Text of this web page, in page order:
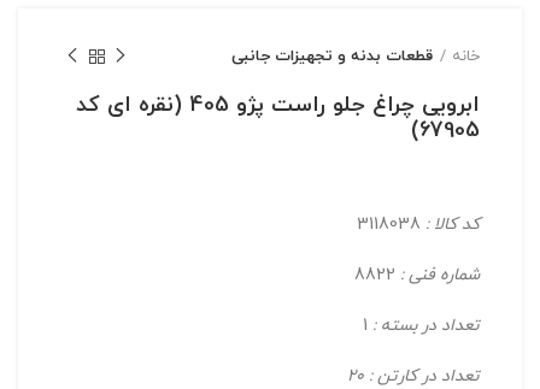
خانه قطعات بدنه و تجهیزات جانبی
ابرویی چراغ جلو راست پژو 405 (نقره ای کد
67905)
کد کالا :
شماره فنی :
تعداد در بسته :
تعداد در کارتن : 20